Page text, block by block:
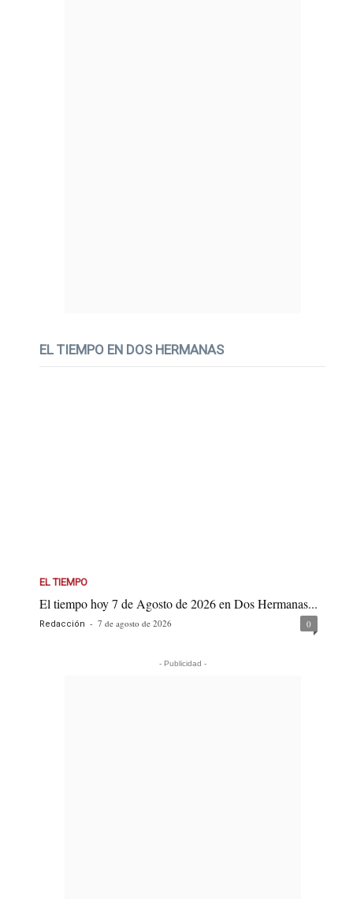
EL TIEMPO EN DOS HERMANAS
EL TIEMPO
El tiempo hoy 7 de Agosto de 2026 en Dos Hermanas...
Redacción - 7 de agosto de 2026 0
- Publicidad -